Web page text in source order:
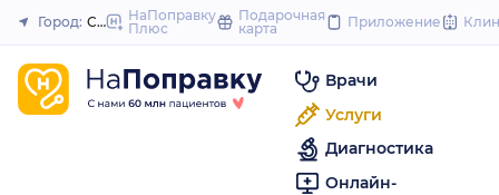
to
Закрыть
Город: СаратовНаПоправку
Плюс
Подарочная
карта
Приложение
Врачи
Услуги
Диагностика
Онлайн-